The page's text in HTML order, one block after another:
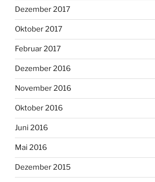
Dezember 2017
Oktober 2017
Februar 2017
Dezember 2016
November 2016
Oktober 2016
Juni 2016
Mai 2016
Dezember 2015